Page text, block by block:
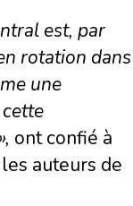
est, par
rotation dans
une
ont confié à
les auteurs de